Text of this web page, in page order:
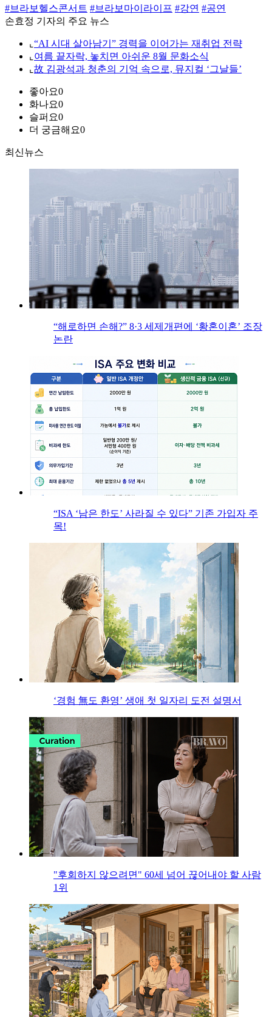
#브라보헬스콘서트 #브라보마이라이프 #강연 #공연
손효정 기자의 주요 뉴스
⌞ “AI 시대 살아남기” 경력을 이어가는 재취업 전략
⌞ 여름 끝자락, 놓치면 아쉬운 8월 문화소식
⌞ 故 김광석과 청춘의 기억 속으로, 뮤지컬 ‘그날들’
좋아요0
화나요0
슬퍼요0
더 궁금해요0
최신뉴스
“해로하면 손해?” 8·3 세제개편에 ‘황혼이혼’ 조장
논란
“ISA ‘남은 한도’ 사라질 수 있다” 기존 가입자 주
목!
‘경험 無도 환영’ 생애 첫 일자리 도전 설명서
"후회하지 않으려면" 60세 넘어 끊어내야 할 사람
1위